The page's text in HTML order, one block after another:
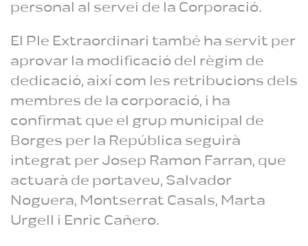
personal al servei de la Corporació.
El Ple Extraordinari també ha servit per
aprovar la modificació del règim de
dedicació, així com les retribucions dels
membres de la corporació, i ha
confirmat que el grup municipal de
Borges per la República seguirà
integrat per Josep Ramon Farran, que
actuarà de portaveu, Salvador
Noguera, Montserrat Casals, Marta
Urgell i Enric Cañero.